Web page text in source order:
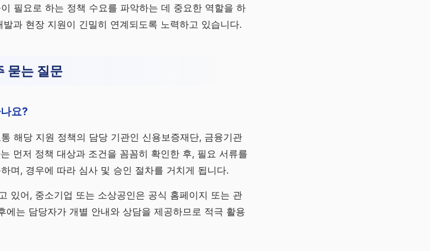
필요로 하는 정책 수요를 파악하는 데 중요한 역할을 하
과 현장 지원이 긴밀히 연계되도록 노력하고 있습니다.
묻는 질문
요?
해당 지원 정책의 담당 기관인 신용보증재단, 금융기관
먼저 정책 대상과 조건을 꼼꼼히 확인한 후, 필요 서류를
며, 경우에 따라 심사 및 승인 절차를 거치게 됩니다.
있어, 중소기업 또는 소상공인은 공식 홈페이지 또는 관
에는 담당자가 개별 안내와 상담을 제공하므로 적극 활용